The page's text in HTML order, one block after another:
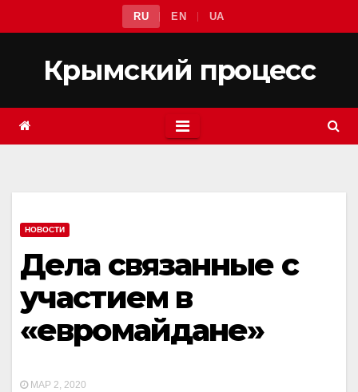
к
содержимому
RU EN UA
Крымский процесс
НОВОСТИ
Дела связанные с
участием в
«евромайдане»
МАР 2, 2020